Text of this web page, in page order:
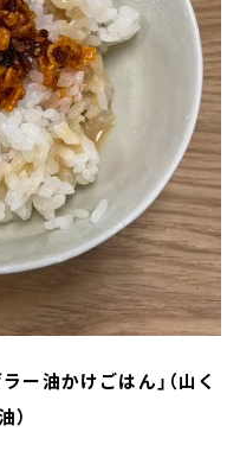
ー油かけごはん」（山く
）